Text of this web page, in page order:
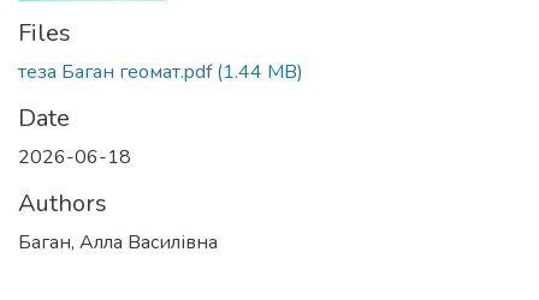
Files
теза Баган геомат.pdf(1.44 MB)
Date
2026-06-18
Authors
Баган, Алла Василівна